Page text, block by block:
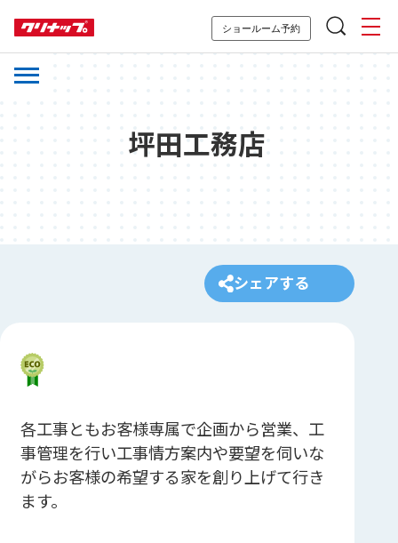
ショールーム予約
坪田工務店
シェアする
各工事ともお客様専属で企画から営業、工
事管理を行い工事情方案内や要望を伺いな
がらお客様の希望する家を創り上げて行き
ます。